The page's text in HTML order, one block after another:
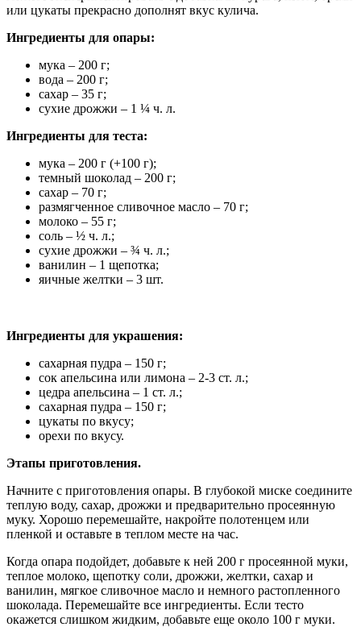
или цукаты прекрасно дополнят вкус кулича.
Ингредиенты для опары:
мука – 200 г;
вода – 200 г;
сахар – 35 г;
сухие дрожжи – 1 ¼ ч. л.
Ингредиенты для теста:
мука – 200 г (+100 г);
темный шоколад – 200 г;
сахар – 70 г;
размягченное сливочное масло – 70 г;
молоко – 55 г;
соль – ½ ч. л.;
сухие дрожжи – ¾ ч. л.;
ванилин – 1 щепотка;
яичные желтки – 3 шт.
Ингредиенты для украшения:
сахарная пудра – 150 г;
сок апельсина или лимона – 2-3 ст. л.;
цедра апельсина – 1 ст. л.;
сахарная пудра – 150 г;
цукаты по вкусу;
орехи по вкусу.
Этапы приготовления.
Начните с приготовления опары. В глубокой миске соедините
теплую воду, сахар, дрожжи и предварительно просеянную
муку. Хорошо перемешайте, накройте полотенцем или
пленкой и оставьте в теплом месте на час.
Когда опара подойдет, добавьте к ней 200 г просеянной муки,
теплое молоко, щепотку соли, дрожжи, желтки, сахар и
ванилин, мягкое сливочное масло и немного растопленного
шоколада. Перемешайте все ингредиенты. Если тесто
окажется слишком жидким, добавьте еще около 100 г муки.